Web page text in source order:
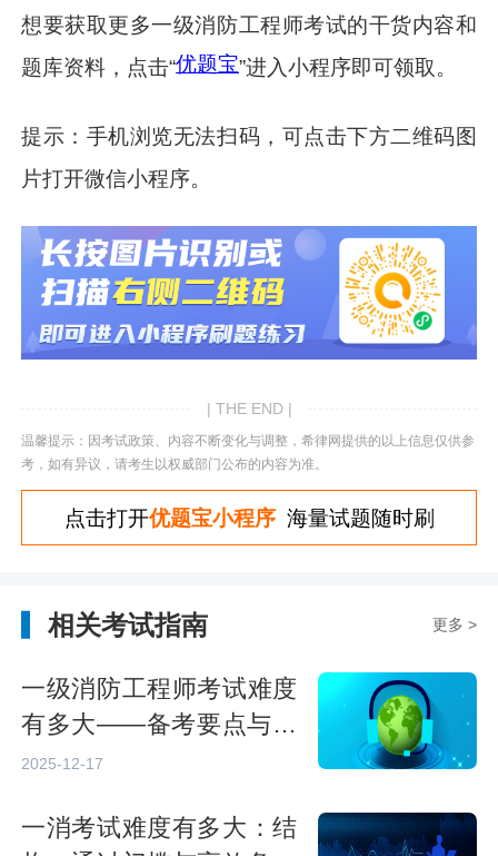
想要获取更多一级消防工程师考试的干货内容和
题库资料，点击“优题宝”进入小程序即可领取。
提示：手机浏览无法扫码，可点击下方二维码图
片打开微信小程序。
| THE END |
温馨提示：因考试政策、内容不断变化与调整，希律网提供的以上信息仅供参
考，如有异议，请考生以权威部门公布的内容为准。
点击打开优题宝小程序海量试题随时刷
相关考试指南 更多 >
一级消防工程师考试难度
有多大——备考要点与挑
战
2025-12-17
一消考试难度有多大：结